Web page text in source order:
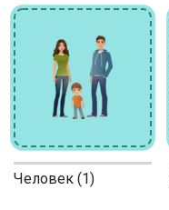
Человек (1)